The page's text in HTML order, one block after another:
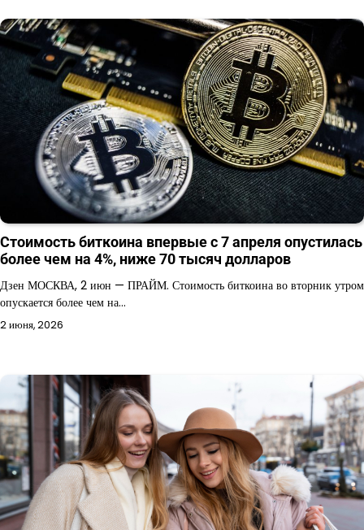
Стоимость биткоина впервые с 7 апреля опустилась
более чем на 4%, ниже 70 тысяч долларов
Дзен МОСКВА, 2 июн — ПРАЙМ. Стоимость биткоина во вторник утром
опускается более чем на…
2 июня, 2026